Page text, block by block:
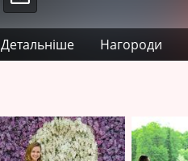
Детальніше Нагороди